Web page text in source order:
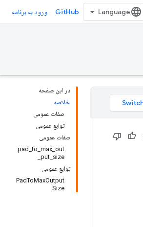
GitHub ورود به برنامه
در این صفحه
خلاصه
صفات عمومی
توابع عمومی
صفات عمومی
pad_to_max_out
put_size_
توابع عمومی
PadToMaxOutput
Size